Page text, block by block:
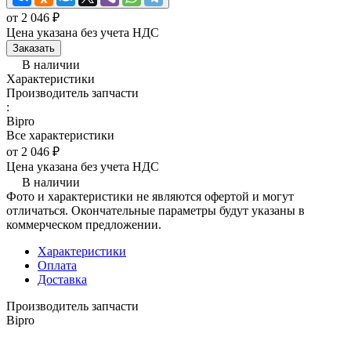
от 2 046 ₽
Цена указана без учета НДС
Заказать
В наличии
Характеристики
Производитель запчасти
:
Bipro
Все характеристики
от 2 046 ₽
Цена указана без учета НДС
В наличии
Фото и характеристики не являются офертой и могут
отличаться. Окончательные параметры будут указаны в
коммерческом предложении.
Характеристики
Оплата
Доставка
Производитель запчасти
Bipro